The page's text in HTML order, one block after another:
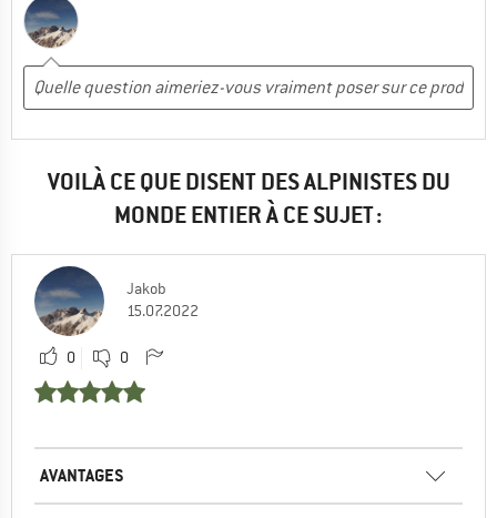
VOILÀ CE QUE DISENT DES ALPINISTES DU
MONDE ENTIER À CE SUJET :
Jakob
15.07.2022
0 0
AVANTAGES